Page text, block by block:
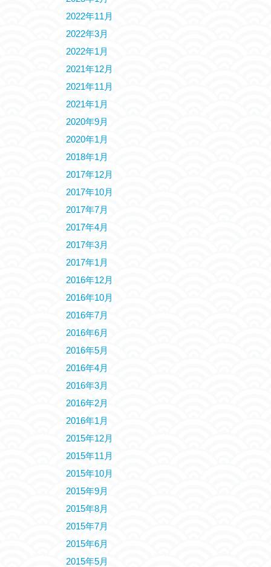
2022年11月
2022年3月
2022年1月
2021年12月
2021年11月
2021年1月
2020年9月
2020年1月
2018年1月
2017年12月
2017年10月
2017年7月
2017年4月
2017年3月
2017年1月
2016年12月
2016年10月
2016年7月
2016年6月
2016年5月
2016年4月
2016年3月
2016年2月
2016年1月
2015年12月
2015年11月
2015年10月
2015年9月
2015年8月
2015年7月
2015年6月
2015年5月